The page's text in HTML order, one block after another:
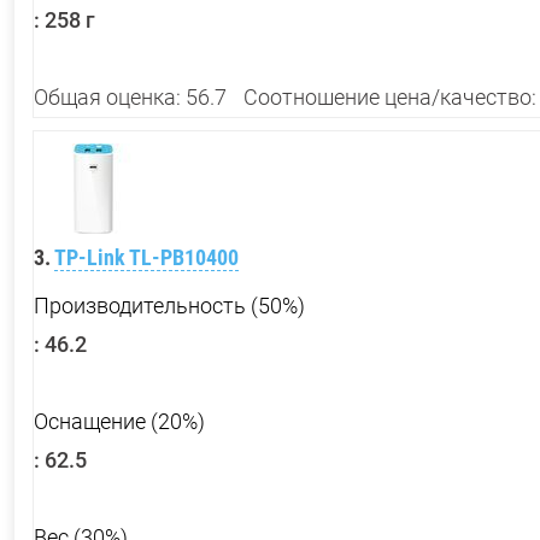
: 258 г
Общая оценка: 56.7 Соотношение цена/
3.TP-Link TL-PB10400
Производительность (50%)
: 46.2
Оснащение (20%)
: 62.5